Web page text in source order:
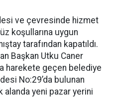
ve çevresinde hizmet
koşullarına uygun
tarafından kapatıldı.
Başkan Utku Caner
harekete geçen belediye
No:29’da bulunan
alanda yeni pazar yerini